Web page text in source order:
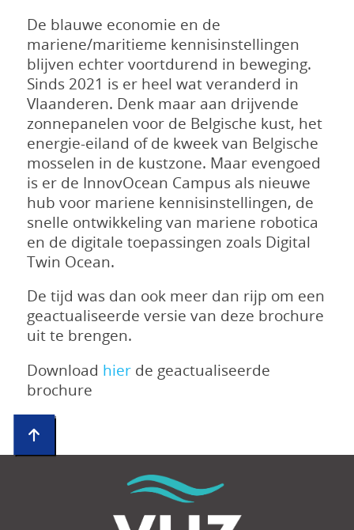
De blauwe economie en de
mariene/maritieme kennisinstellingen
blijven echter voortdurend in beweging.
Sinds 2021 is er heel wat veranderd in
Vlaanderen. Denk maar aan drijvende
zonnepanelen voor de Belgische kust, het
energie-eiland of de kweek van Belgische
mosselen in de kustzone. Maar evengoed
is er de InnovOcean Campus als nieuwe
hub voor mariene kennisinstellingen, de
snelle ontwikkeling van mariene robotica
en de digitale toepassingen zoals Digital
Twin Ocean.
De tijd was dan ook meer dan rijp om een
geactualiseerde versie van deze brochure
uit te brengen.
Download hier de geactualiseerde
brochure